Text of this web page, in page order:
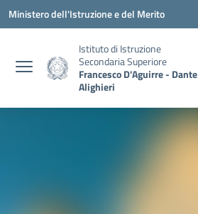
Vai ai contenuti
Vai al menu di navigazione
Vai al footer
Ministero dell'Istruzione e del Merito
Istituto di Istruzione
Secondaria Superiore
Francesco D'Aguirre - Dante
Alighieri